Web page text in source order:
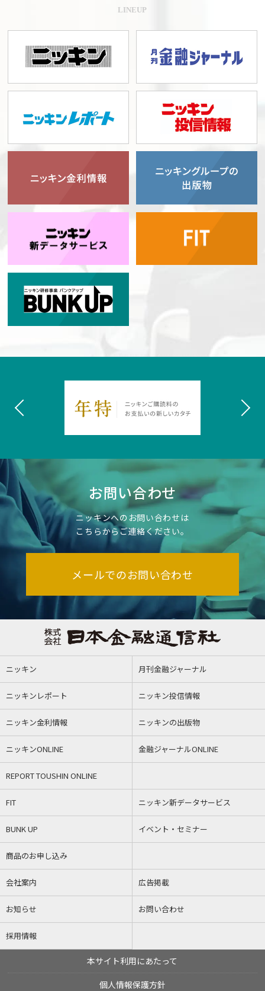
LINEUP
お問い合わせ
ニッキンへのお問い合わせは
こちらからご連絡ください。
メールでのお問い合わせ
ニッキン 月刊金融ジャーナル
ニッキンレポート ニッキン投信情報
ニッキン金利情報 ニッキンの出版物
ニッキンONLINE 金融ジャーナルONLINE
REPORT TOUSHIN ONLINE
FIT ニッキン新データサービス
BUNK UP イベント・セミナー
商品のお申し込み
会社案内 広告掲載
お知らせ お問い合わせ
採用情報
本サイト利用にあたって
個人情報保護方針